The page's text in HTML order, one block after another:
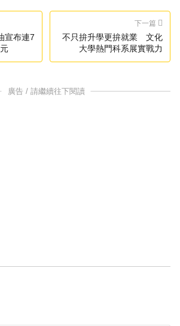
宣布連7
下一篇
不只拚升學更拚就業 文化
大學熱門科系展實戰力
廣告 / 請繼續往下閱讀